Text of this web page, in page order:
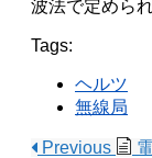
波法で定めら
Tags:
ヘルツ
無線局
Previous